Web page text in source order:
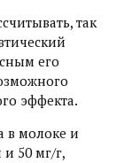
так
его
эффекта.
в молоке и
50 мг/г,